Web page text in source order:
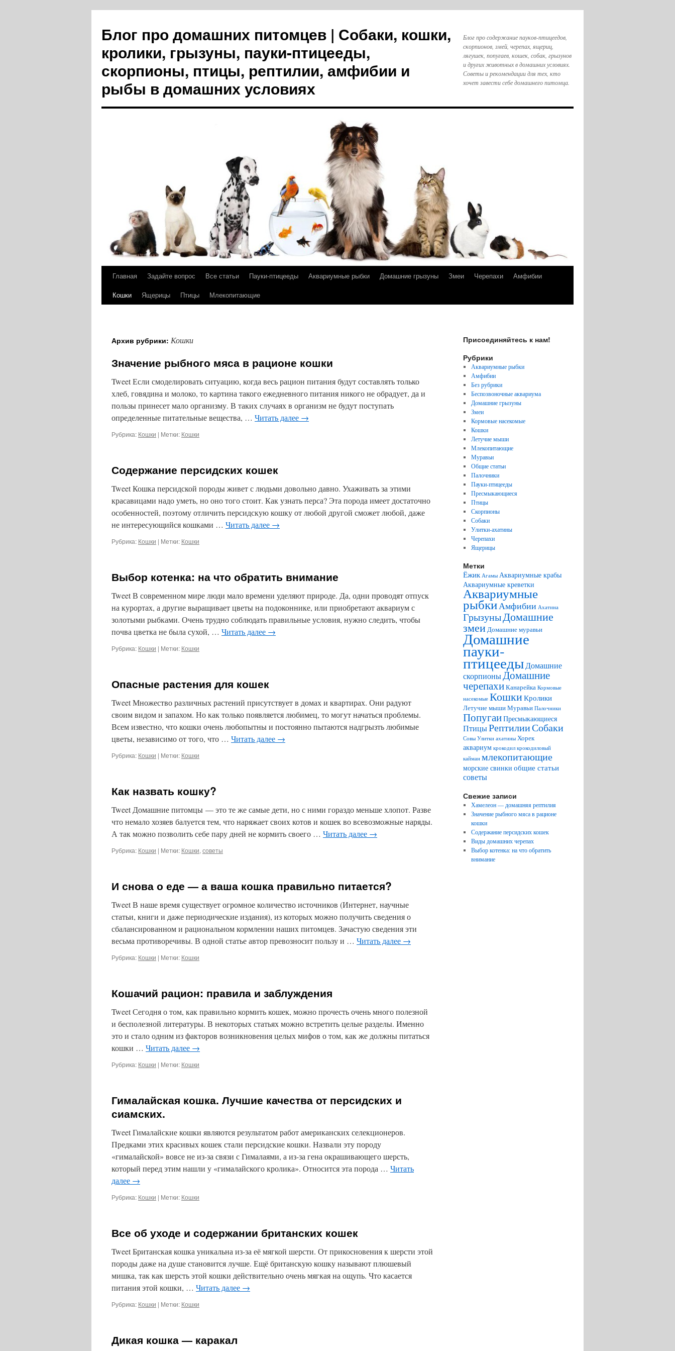
Блог про домашних питомцев | Собаки, кошки,
кролики, грызуны, пауки-птицееды,
скорпионы, птицы, рептилии, амфибии и
рыбы в домашних условиях
Блог про содержание пауков-птицеедов,
скорпионов, змей, черепах, ящериц,
лягушек, попугаев, кошек, собак, грызунов
и других животных в домашних условиях.
Советы и рекомендации для тех, кто
хочет завести себе домашнего питомца.
Перейти
Главная Задайте вопрос Все статьи Пауки-птицееды Аквариумные рыбки Домашние грызуны Змеи Черепахи
Амфибии
Кошки
Ящерицы Птицы Млекопитающие
Архив рубрики: Кошки
Значение рыбного мяса в рационе кошки
Tweet Если смоделировать ситуацию, когда весь рацион питания будут составлять только
хлеб, говядина и молоко, то картина такого ежедневного питания никого не обрадует, да и
пользы принесет мало организму. В таких случаях в организм не будут поступать
определенные питательные вещества, … Читать далее →
Рубрика: Кошки | Метки: Кошки
Содержание персидских кошек
Tweet Кошка персидской породы живет с людьми довольно давно. Ухаживать за этими
красавицами надо уметь, но оно того стоит. Как узнать перса? Эта порода имеет достаточно
особенностей, поэтому отличить персидскую кошку от любой другой сможет любой, даже
не интересующийся кошками … Читать далее →
Рубрика: Кошки | Метки: Кошки
Выбор котенка: на что обратить внимание
Tweet В современном мире люди мало времени уделяют природе. Да, одни проводят отпуск
на курортах, а другие выращивает цветы на подоконнике, или приобретают аквариум с
золотыми рыбками. Очень трудно соблюдать правильные условия, нужно следить, чтобы
почва цветка не была сухой, … Читать далее →
Рубрика: Кошки | Метки: Кошки
Опасные растения для кошек
Tweet Множество различных растений присутствует в домах и квартирах. Они радуют
своим видом и запахом. Но как только появляется любимец, то могут начаться проблемы.
Всем известно, что кошки очень любопытны и постоянно пытаются надгрызть любимые
цветы, независимо от того, что … Читать далее →
Рубрика: Кошки | Метки: Кошки
Как назвать кошку?
Tweet Домашние питомцы — это те же самые дети, но с ними гораздо меньше хлопот. Разве
что немало хозяев балуется тем, что наряжает своих котов и кошек во всевозможные наряды.
А так можно позволить себе пару дней не кормить своего … Читать далее →
Рубрика: Кошки | Метки: Кошки, советы
И снова о еде — а ваша кошка правильно питается?
Tweet В наше время существует огромное количество источников (Интернет, научные
статьи, книги и даже периодические издания), из которых можно получить сведения о
сбалансированном и рациональном кормлении наших питомцев. Зачастую сведения эти
весьма противоречивы. В одной статье автор превозносит пользу и … Читать далее →
Рубрика: Кошки | Метки: Кошки
Кошачий рацион: правила и заблуждения
Tweet Сегодня о том, как правильно кормить кошек, можно прочесть очень много полезной
и бесполезной литературы. В некоторых статьях можно встретить целые разделы. Именно
это и стало одним из факторов возникновения целых мифов о том, как же должны питаться
кошки … Читать далее →
Рубрика: Кошки | Метки: Кошки
Гималайская кошка. Лучшие качества от персидских и
сиамских.
Tweet Гималайские кошки являются результатом работ американских селекционеров.
Предками этих красивых кошек стали персидские кошки. Назвали эту породу
«гималайской» вовсе не из-за связи с Гималаями, а из-за гена окрашивающего шерсть,
который перед этим нашли у «гималайского кролика». Относится эта порода … Читать
далее →
Рубрика: Кошки | Метки: Кошки
Все об уходе и содержании британских кошек
Tweet Британская кошка уникальна из-за её мягкой шерсти. От прикосновения к шерсти этой
породы даже на душе становится лучше. Ещё британскую кошку называют плюшевый
мишка, так как шерсть этой кошки действительно очень мягкая на ощупь. Что касается
питания этой кошки, … Читать далее →
Рубрика: Кошки | Метки: Кошки
Дикая кошка — каракал
Присоединяйтесь к нам!
Рубрики
Аквариумные рыбки
Амфибии
Без рубрики
Беспозвоночные аквариума
Домашние грызуны
Змеи
Кормовые насекомые
Кошки
Летучие мыши
Млекопитающие
Муравьи
Общие статьи
Палочники
Пауки-птицееды
Пресмыкающиеся
Птицы
Скорпионы
Собаки
Улитки-ахатины
Черепахи
Ящерицы
Метки
Ёжик Агамы Аквариумные крабы
Аквариумные креветки
Аквариумные
рыбкиАмфибии Ахатина
ГрызуныДомашние
змеиДомашние муравьи
Домашние
пауки-
птицеедыДомашние
скорпионыДомашние
черепахиКанарейка Кормовые
насекомые КошкиКролики
Летучие мышиМуравьи Палочники
ПопугаиПресмыкающиеся
ПтицыРептилииСобаки
Совы Улитки ахатины Хорек
аквариум крокодил крокодиловый
кайман млекопитающие
морские свинки общие статьи
советы
Свежие записи
Хамелеон — домашняя рептилия
Значение рыбного мяса в рационе
кошки
Содержание персидских кошек
Виды домашних черепах
Выбор котенка: на что обратить
внимание